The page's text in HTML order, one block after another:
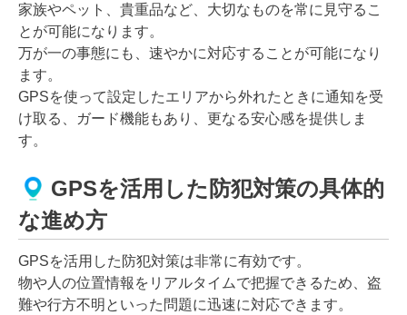
家族やペット、貴重品など、大切なものを常に見守るこ
とが可能になります。
万が一の事態にも、速やかに対応することが可能になり
ます。
GPSを使って設定したエリアから外れたときに通知を受
け取る、ガード機能もあり、更なる安心感を提供しま
す。
GPSを活用した防犯対策の具体的
な進め方
GPSを活用した防犯対策は非常に有効です。
物や人の位置情報をリアルタイムで把握できるため、盗
難や行方不明といった問題に迅速に対応できます。